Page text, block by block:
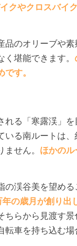
クやクロスバイ
のオリーブや
堪能できます。
す。
る「寒露渓」
る南ルートは
せん。 ほかの
渓谷美を望める
の歳月が創り出
らから見渡す
車を持ち込む